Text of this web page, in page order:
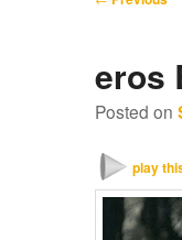
secondary
t
n
v
eros
Posted on
play